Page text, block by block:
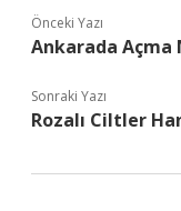
Önceki Yazı
Ankarada Açma
Sonraki Yazı
Rozalı Ciltler